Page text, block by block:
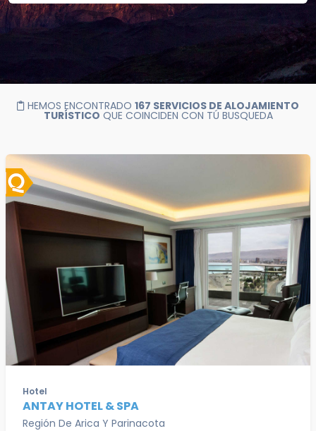
HEMOS ENCONTRADO 167 SERVICIOS DE ALOJAMIENTO
TURÍSTICO QUE COINCIDEN CON TÚ BUSQUEDA
Hotel
ANTAY HOTEL & SPA
Región De Arica Y Parinacota